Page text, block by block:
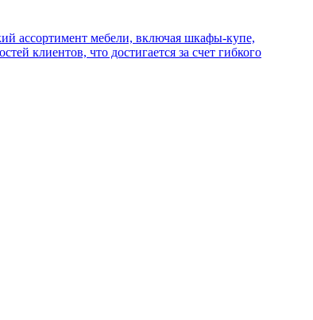
ассортимент мебели, включая шкафы-купе,
клиентов, что достигается за счет гибкого